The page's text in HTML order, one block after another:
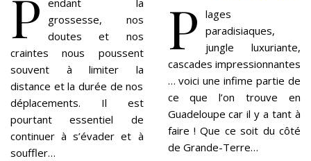
P endant la
grossesse, nos
doutes et nos
craintes nous poussent
souvent à limiter la
distance et la durée de nos
déplacements. Il est
pourtant essentiel de
continuer à s’évader et à
souffler…
P lages
paradisiaques,
jungle luxuriante,
cascades impressionnantes
… voici une infime partie de
ce que l’on trouve en
Guadeloupe car il y a tant à
faire ! Que ce soit du côté
de Grande-Terre…